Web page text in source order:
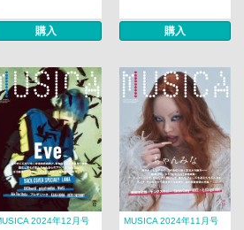
購入 購入
2024年12月号 MUSICA 2024年11月号